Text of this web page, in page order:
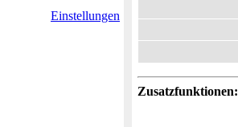
Einstellungen
Zusatzfunktionen: